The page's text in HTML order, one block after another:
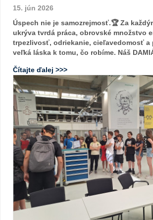
15. jún 2026
Úspech nie je samozrejmosť.🏆 Za
ukrýva tvrdá práca, obrovské množstvo
trpezlivosť, odriekanie, cieľavedomosť a
veľká láska k tomu, čo robíme. Náš
Čítajte ďalej >>>